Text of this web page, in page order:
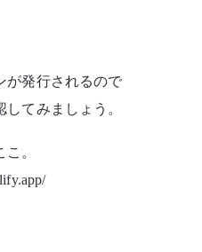
が発行されるので
てみましょう。
。